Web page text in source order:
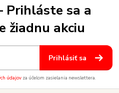
Prihláste sa a
žiadnu akciu
Prihlásiť sa
údajov za účelom zasielania newslettera.